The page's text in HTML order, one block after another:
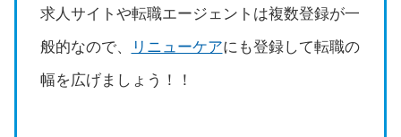
求人サイトや転職エージェントは複数登録が一
般的なので、
リニューケアにも登録して転職の
幅を広げましょう！！